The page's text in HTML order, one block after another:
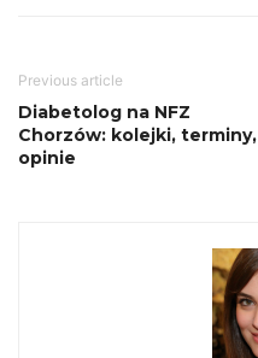
Previous article
Diabetolog na NFZ
Chorzów: kolejki, terminy,
opinie